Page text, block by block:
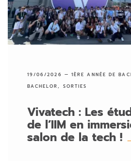
19/06/2026 — 1ÈRE ANNÉE DE
BACHELOR, SORTIES
Vivatech : Les
de l’IIM en
salon de la tech !